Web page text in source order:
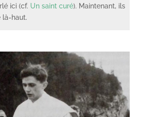
ici (cf. Un saint curé). Maintenant, ils
là-haut.